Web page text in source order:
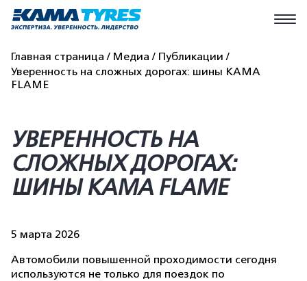
Главная страница Медиа
Публикации
Уверенность на сложных дорогах: шины KAMA
FLAME
УВЕРЕННОСТЬ НА
СЛОЖНЫХ ДОРОГАХ:
ШИНЫ KAMA FLAME
5 марта 2026
Автомобили повышенной проходимости сегодня
используются не только для поездок по